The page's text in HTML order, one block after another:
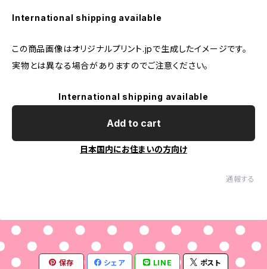
International shipping available
この商品画像はオリジナルプリント.jpで生成したイメージです。
実物とは異なる場合がありますのでご注意ください。
International shipping available
Add to cart
日本国内にお住まいの方向け
通報する
保存 シェア LINE ポスト